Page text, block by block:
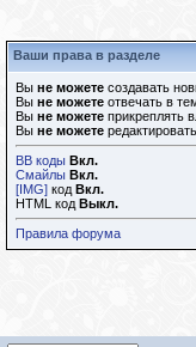
Ваши права в разделе
Вы не можете создавать
Вы не можете отвечать в
Вы не можете прикреплять
Вы не можете
BB коды Вкл.
Смайлы Вкл.
[IMG] код Вкл.
HTML код Выкл.
Правила форума